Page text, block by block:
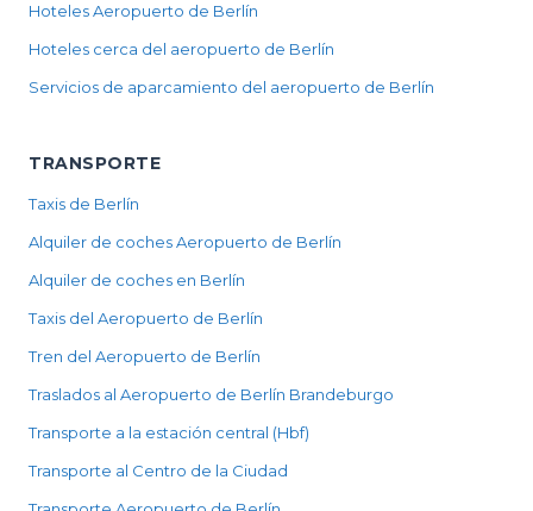
Hoteles Aeropuerto de Berlín
Hoteles cerca del aeropuerto de Berlín
Servicios de aparcamiento del aeropuerto de Berlín
TRANSPORTE
Taxis de Berlín
Alquiler de coches Aeropuerto de Berlín
Alquiler de coches en Berlín
Taxis del Aeropuerto de Berlín
Tren del Aeropuerto de Berlín
Traslados al Aeropuerto de Berlín Brandeburgo
Transporte a la estación central (Hbf)
Transporte al Centro de la Ciudad